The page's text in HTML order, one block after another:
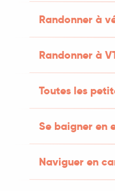
Randonner à
Randonner à
Toutes les
Se baigner en
Naviguer en